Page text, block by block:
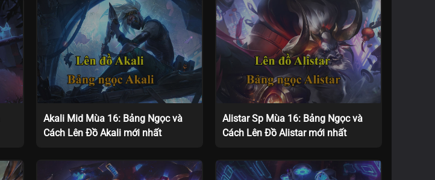
Akali Mid Mùa 16: Bảng Ngọc và
Cách Lên Đồ Akali mới nhất
Alistar Sp Mùa 16: Bảng Ngọc và
Cách Lên Đồ Alistar mới nhất